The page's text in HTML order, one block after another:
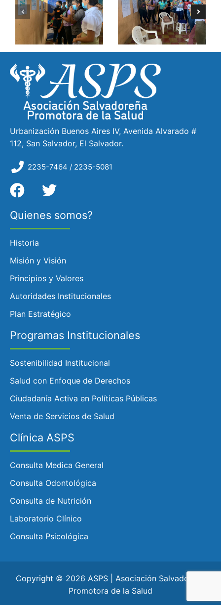
Urbanización Buenos Aires IV, Avenida Alvarado #
112, San Salvador, El Salvador.
2235-7464 / 2235-5081
Quienes somos?
Historia
Misión y Visión
Principios y Valores
Autoridades Institucionales
Plan Estratégico
Programas Institucionales
Sostenibilidad Institucional
Salud con Enfoque de Derechos
Ciudadanía Activa en Políticas Públicas
Venta de Servicios de Salud
Clínica ASPS
Consulta Medica General
Consulta Odontológica
Consulta de Nutrición
Laboratorio Clínico
Consulta Psicológica
Copyright © 2026 ASPS | Asociación Salvadoreña
Promotora de la Salud